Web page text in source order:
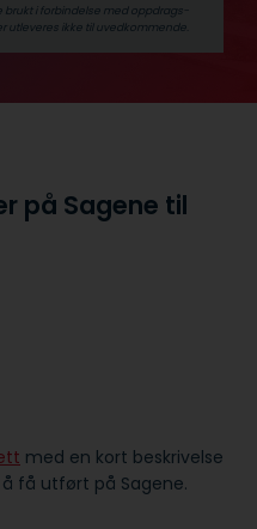
i forbindelse med oppdrags­
utleveres ikke til uvedkommende.
på Sagene til
med en kort beskrivelse
få utført på Sagene.